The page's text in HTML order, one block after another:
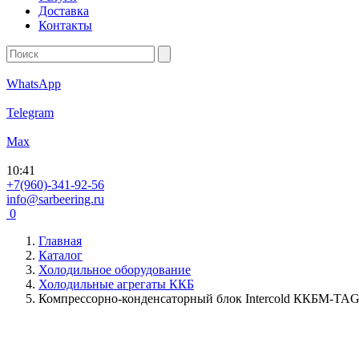
Доставка
Контакты
WhatsApp
Telegram
Max
10:41
+7(960)-341-92-56
info@sarbeering.ru
0
Главная
Каталог
Холодильное оборудование
Холодильные агрегаты ККБ
Компрессорно-конденсаторный блок Intercold ККБМ-